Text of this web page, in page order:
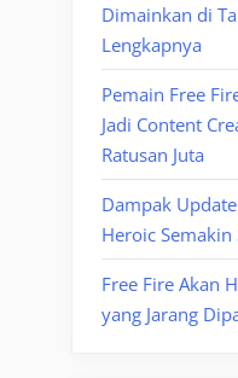
Dimainkan di
Lengkapnya
Pemain Free
Jadi Content
Ratusan Juta
Dampak
Heroic Semakin
Free Fire Akan
yang Jarang